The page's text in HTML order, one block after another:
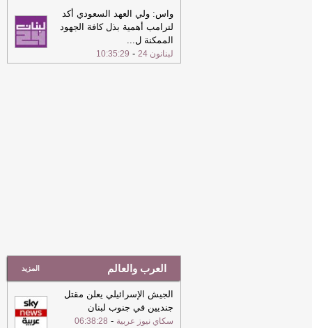
واس: ولي العهد السعودي أكد
لترامب أهمية بذل كافة الجهود
الممكنة ل...
لبنانون 24 -
10:35:29
العرب والعالم المزيد
الجيش الإسرائيلي يعلن مقتل
جنديين في جنوب لبنان
سكاي نيوز عربية -
06:38:28